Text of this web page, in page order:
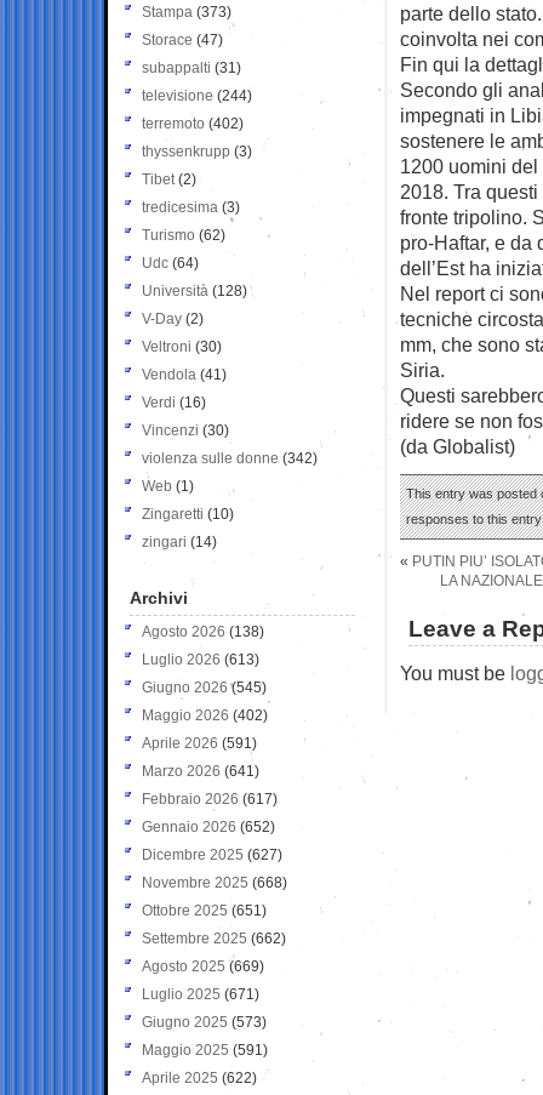
parte dello
coinvolta nei
Fin qui la
Secondo gli
impegnati in
sostenere le
1200 uomini
2018. Tra
fronte tripolino.
pro-Haftar, e da
dell’Est ha
Nel report ci
tecniche
mm, che sono
Siria.
Questi
ridere se non
(da Globalist)
This entry was posted
responses to this
« PUTIN PIU’
LA
Leave a
You must be
Stampa (373)
Storace (47)
subappalti (31)
televisione(244)
terremoto (402)
thyssenkrupp (3)
Tibet(2)
tredicesima (3)
Turismo (62)
Udc (64)
Università (128)
V-Day (2)
Veltroni (30)
Vendola (41)
Verdi (16)
Vincenzi (30)
violenza sulle donne (342)
Web (1)
Zingaretti (10)
zingari (14)
Archivi
Agosto 2026 (138)
Luglio 2026 (613)
Giugno 2026 (545)
Maggio 2026 (402)
Aprile 2026 (591)
Marzo 2026 (641)
Febbraio 2026 (617)
Gennaio 2026 (652)
Dicembre 2025 (627)
Novembre 2025 (668)
Ottobre 2025 (651)
Settembre 2025 (662)
Agosto 2025 (669)
Luglio 2025 (671)
Giugno 2025 (573)
Maggio 2025 (591)
Aprile 2025 (622)